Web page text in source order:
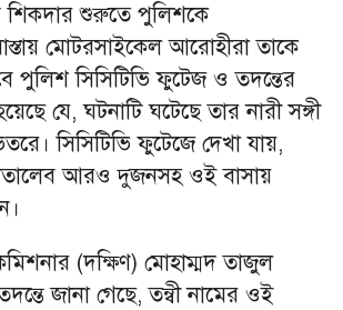
শুরুতে পুলিশকে
মোটরসাইকেল আরোহীরা তাকে
পুলিশ সিসিটিভি ফুটেজ ও তদন্তের
যে, ঘটনাটি ঘটেছে তার নারী সঙ্গী
সিসিটিভি ফুটেজে দেখা যায়,
আরও দুজনসহ ওই বাসায়
(দক্ষিণ) মোহাম্মদ তাজুল
জানা গেছে, তন্বী নামের ওই